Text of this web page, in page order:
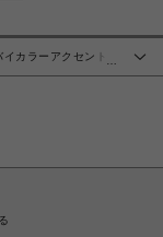
…
イカラーアクセントリ